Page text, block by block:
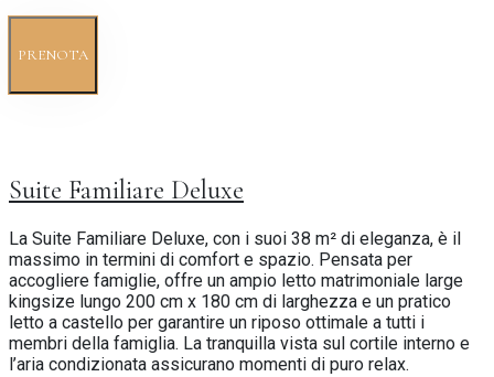
PRENOTA
Suite Familiare Deluxe
La Suite Familiare Deluxe, con i suoi 38 m² di eleganza, è il
massimo in termini di comfort e spazio. Pensata per
accogliere famiglie, offre un ampio letto matrimoniale large
kingsize lungo 200 cm x 180 cm di larghezza e un pratico
letto a castello per garantire un riposo ottimale a tutti i
membri della famiglia. La tranquilla vista sul cortile interno e
l’aria condizionata assicurano momenti di puro relax.